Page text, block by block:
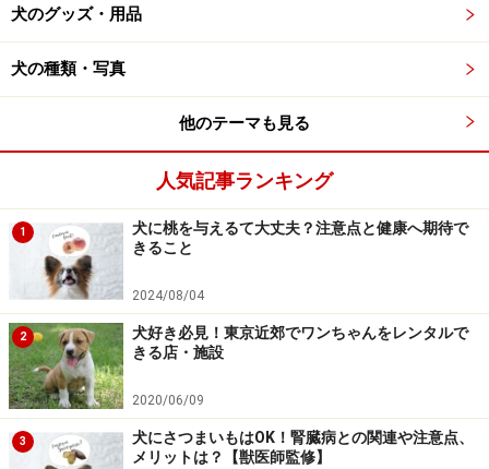
犬の毛玉の取り方……取れないしつこい毛玉
にはローションも
してあげましょう。用意するのはコームとスリッカーと
ハサミ。その他、水でごく薄めたリンス液スプレーや毛
玉取り用ローションなど。
まず、片手の指先で毛が引っ張られて痛い思いをし
ないように毛玉と皮膚の間を押さえ、コームかスリ
ッカーを使って毛玉の先から少しずつほぐしてい
く。コームは毛の流れに対して縦に使うほうが毛玉
をほぐしやすくなる。軽い毛玉であれば、この程度
で取れることがある。取れた後にはコームで毛の根
元からしっかり梳かしておく。
しつこい毛玉の場合は、毛玉をハサミでいくつかに
犬のグッズ・用品
犬の種類・写真
他のテーマも見る
人気記事ランキング
1
犬に桃を与えるて大丈夫？注意点と健康へ期待で
きること
2024/08/04
2
犬好き必見！東京近郊でワンちゃんをレンタルで
きる店・施設
2020/06/09
3
犬にさつまいもはOK！腎臓病との関連や注意点、
メリットは？【獣医師監修】